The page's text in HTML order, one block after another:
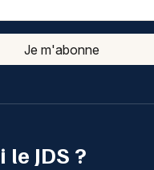
JDS ?
Je m'abonne